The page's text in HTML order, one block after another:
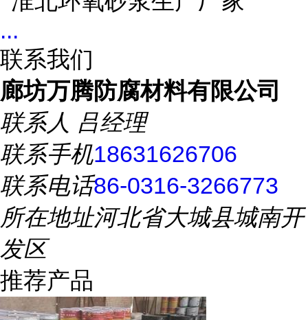
...
联系我们
廊坊万腾防腐材料有限公司
联系人 吕经理
联系手机18631626706
联系电话86-0316-3266773
所在地址河北省大城县城南开
发区
推荐产品